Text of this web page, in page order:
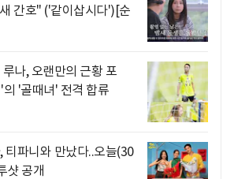
간호" ('같이삽시다')[순
나, 오랜만의 근황 포
'골때녀' 전격 합류
티파니와 만났다..오늘(30
샷 공개